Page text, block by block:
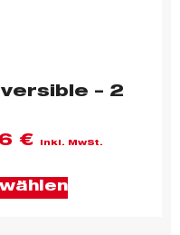
– 2
€ inkl. MwSt.